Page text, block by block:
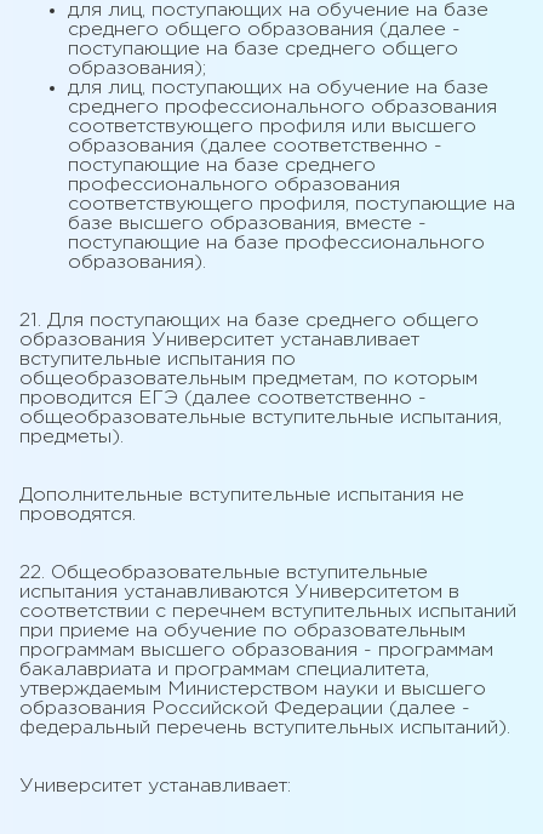
для лиц, поступающих на обучение на базе
среднего общего образования (далее -
поступающие на базе среднего общего
образования);
для лиц, поступающих на обучение на базе
среднего профессионального образования
соответствующего профиля или высшего
образования (далее соответственно -
поступающие на базе среднего
профессионального образования
соответствующего профиля, поступающие на
базе высшего образования, вместе -
поступающие на базе профессионального
образования).
21. Для поступающих на базе среднего общего
образования Университет устанавливает
вступительные испытания по
общеобразовательным предметам, по которым
проводится ЕГЭ (далее соответственно -
общеобразовательные вступительные испытания,
предметы).
Дополнительные вступительные испытания не
проводятся.
22. Общеобразовательные вступительные
испытания устанавливаются Университетом в
соответствии с перечнем вступительных испытаний
при приеме на обучение по образовательным
программам высшего образования - программам
бакалавриата и программам специалитета,
утверждаемым Министерством науки и высшего
образования Российской Федерации (далее -
федеральный перечень вступительных испытаний).
Университет устанавливает: